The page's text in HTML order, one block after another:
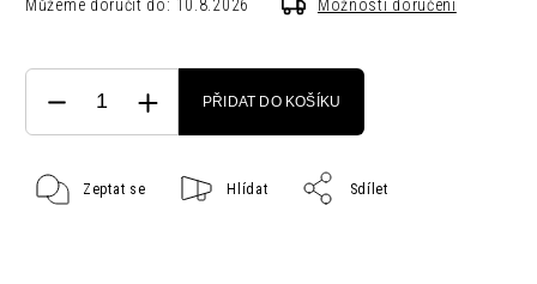
Můžeme doručit do: 10.8.2026 Možnosti doručení
PŘIDAT DO KOŠÍKU
Zeptat se Hlídat Sdílet